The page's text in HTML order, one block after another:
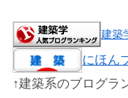
建築
にほん
↑建築系のブログラ